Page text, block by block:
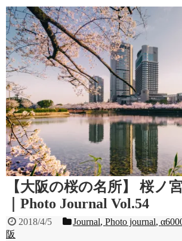
【大阪の桜の名所】 桜ノ
｜Photo Journal Vol.54
2018/4/5 Journal,Photo journal,
阪